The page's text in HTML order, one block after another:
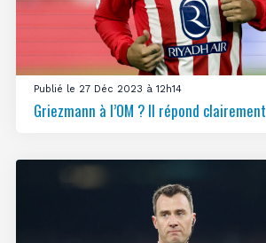
Publié le 27 Déc 2023 à 12h14
Griezmann à l’OM ? Il répond clairement